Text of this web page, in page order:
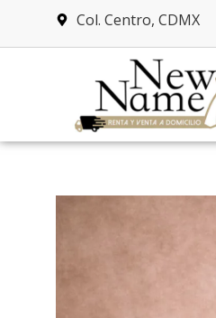
Col. Centro, CDMX